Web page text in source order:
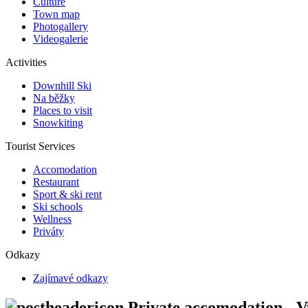
Town map
Photogallery
Videogalerie
Activities
Downhill Ski
Na běžky
Places to visit
Snowkiting
Tourist Services
Accomodation
Restaurant
Sport & ski rent
Ski schools
Wellness
Priváty
Odkazy
Zajímavé odkazy